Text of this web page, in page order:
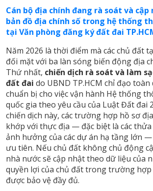
Cán bộ địa chính đang rà soát và
bản đồ địa chính số trong hệ thống
tại Văn phòng đăng ký đất đai
Năm 2026 là thời điểm mà các chủ đất
đối mặt với ba làn sóng biến động địa
Thứ nhất, chiến dịch rà soát và làm
đất đai do UBND TP.HCM chỉ đạo toàn
chuẩn bị cho việc vận hành Hệ thống
quốc gia theo yêu cầu của Luật Đất đai
chiến dịch này, các trường hợp hồ sơ
khớp với thực địa — đặc biệt là các
ảnh hưởng của các dự án hạ tầng lớn
ưu tiên. Nếu chủ đất không chủ động
nhà nước sẽ cập nhật theo dữ liệu của
quyền lợi của chủ đất trong trường
được bảo vệ đầy đủ.